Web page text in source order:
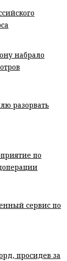
набрало
разорвать
по
сервис по
просидев за